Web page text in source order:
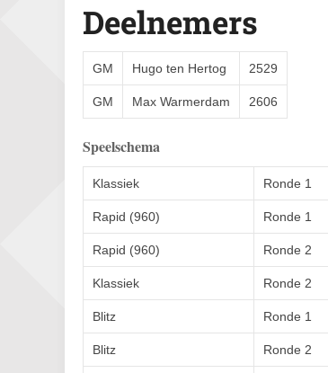
Deelnemers
GM Hugo ten Hertog 2529
GM Max Warmerdam 2606
Speelschema
Klassiek Ronde 1
Rapid (960) Ronde 1
Rapid (960) Ronde 2
Klassiek Ronde 2
Blitz Ronde 1
Blitz Ronde 2